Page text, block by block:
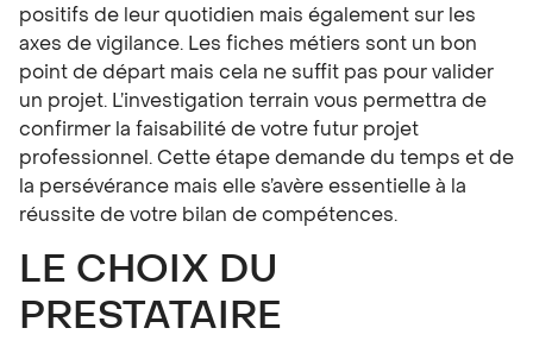
positifs de leur quotidien mais également sur les
axes de vigilance. Les fiches métiers sont un bon
point de départ mais cela ne suffit pas pour valider
un projet. L’investigation terrain vous permettra de
confirmer la faisabilité de votre futur projet
professionnel. Cette étape demande du temps et de
la persévérance mais elle s’avère essentielle à la
réussite de votre bilan de compétences.
LE CHOIX DU
PRESTATAIRE